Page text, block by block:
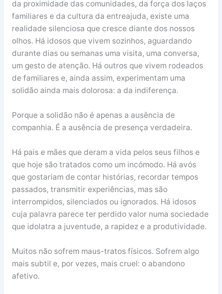
da proximidade das comunidades, da força dos laços
familiares e da cultura da entreajuda, existe uma
realidade silenciosa que cresce diante dos nossos
olhos. Há idosos que vivem sozinhos, aguardando
durante dias ou semanas uma visita, uma conversa,
um gesto de atenção. Há outros que vivem rodeados
de familiares e, ainda assim, experimentam uma
solidão ainda mais dolorosa: a da indiferença.
Porque a solidão não é apenas a ausência de
companhia. É a ausência de presença verdadeira.
Há pais e mães que deram a vida pelos seus filhos e
que hoje são tratados como um incómodo. Há avós
que gostariam de contar histórias, recordar tempos
passados, transmitir experiências, mas são
interrompidos, silenciados ou ignorados. Há idosos
cuja palavra parece ter perdido valor numa sociedade
que idolatra a juventude, a rapidez e a produtividade.
Muitos não sofrem maus-tratos físicos. Sofrem algo
mais subtil e, por vezes, mais cruel: o abandono
afetivo.